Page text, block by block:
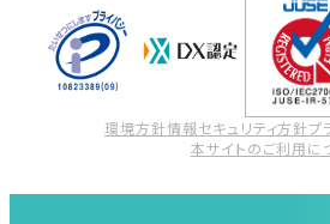
環境方針情報セキュリティ方針プ
本サイトのご利用に